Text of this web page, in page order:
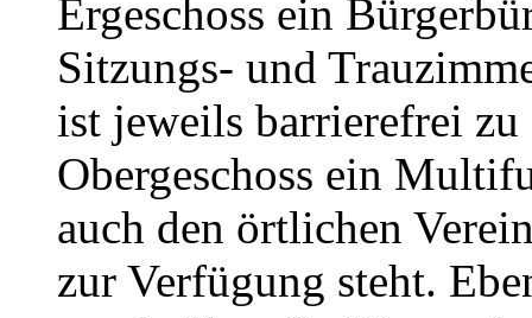
Ergeschoss ein
Sitzungs- und
ist jeweils barrierefrei
Obergeschoss ein
auch den örtlichen
zur Verfügung steht.